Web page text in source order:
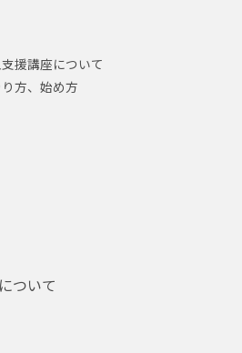
援講座について
方、始め方
ついて